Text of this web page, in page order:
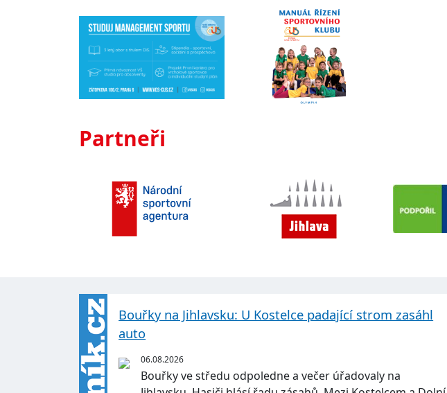
Partneři
Bouřky na Jihlavsku: U Kostelce padající strom zasáhl
auto
06.08.2026
Bouřky ve středu odpoledne a večer úřadovaly na